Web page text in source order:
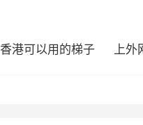
香港可以用的梯子 上外